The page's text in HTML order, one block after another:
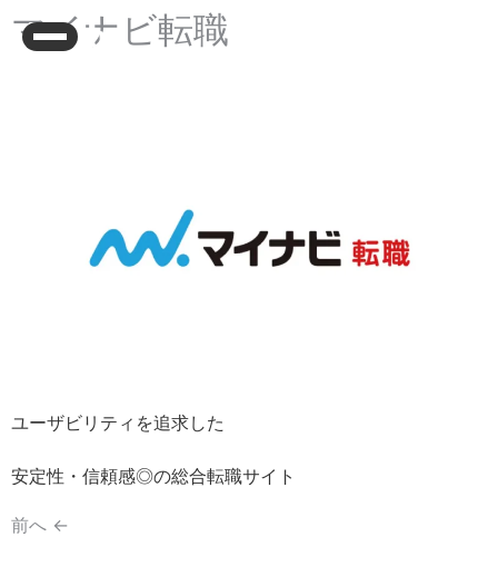
マイナビ転職
ユーザビリティを追求した
安定性・信頼感◎の総合転職サイト
前へ ←